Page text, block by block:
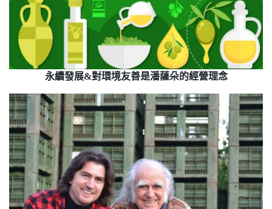
永續發展&​​​對環境友善是潘薩朵的經營理念​​​​​​